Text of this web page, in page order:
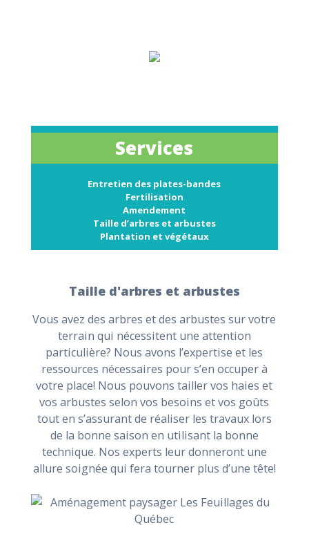
Services
Entretien des plates-bandes
Fertilisation
Amendement
Taille d’arbres et arbustes
Plantation et végétaux
Taille d'arbres et arbustes
Vous avez des arbres et des arbustes sur votre
terrain qui nécessitent une attention
particulière? Nous avons l’expertise et les
ressources nécessaires pour s’en occuper à
votre place! Nous pouvons tailler vos haies et
vos arbustes selon vos besoins et vos goûts
tout en s’assurant de réaliser les travaux lors
de la bonne saison en utilisant la bonne
technique. Nos experts leur donneront une
allure soignée qui fera tourner plus d’une tête!